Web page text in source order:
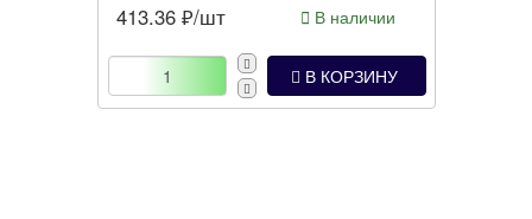
413.36 ₽/шт В наличии
В КОРЗИНУ